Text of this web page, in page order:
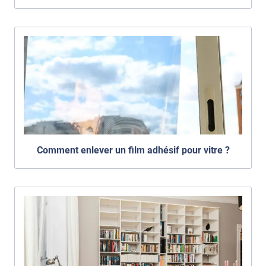
Comment enlever un film adhésif pour vitre ?